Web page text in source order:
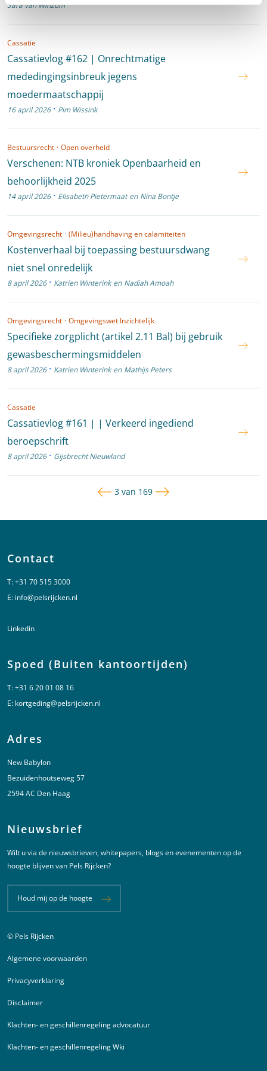
Sara van Winzum
Cassatie
Cassatievlog #162 | Onrechtmatige
mededingingsinbreuk jegens
moedermaatschappij
16 april 2026 · Pim Wissink
Bestuursrecht · Open overheid
Verschenen: NTB kroniek Openbaarheid en
behoorlijkheid 2025
14 april 2026 · Elisabeth Pietermaat en Nina Bontje
Omgevingsrecht · (Milieu)handhaving en calamiteiten
Kostenverhaal bij toepassing bestuursdwang
niet snel onredelijk
8 april 2026 · Katrien Winterink en Nadiah Amoah
Omgevingsrecht · Omgevingswet Inzichtelijk
Specifieke zorgplicht (artikel 2.11 Bal) bij gebruik
gewasbeschermingsmiddelen
8 april 2026 · Katrien Winterink en Mathijs Peters
Cassatie
Cassatievlog #161 | | Verkeerd ingediend
beroepschrift
8 april 2026 · Gijsbrecht Nieuwland
Vorige pagina Pagina
3 van 169 Volgende pagina
Contact
T:+31 70 515 3000
E: info@pelsrijcken.nl
Linkedin
Spoed (Buiten kantoortijden)
T:+31 6 20 01 08 16
E: kortgeding@pelsrijcken.nl
Adres
New Babylon
Bezuidenhoutseweg 57
2594 AC Den Haag
Nieuwsbrief
Wilt u via de nieuwsbrieven, whitepapers, blogs en evenementen op de
hoogte blijven van Pels Rijcken?
Houd mij op de hoogte
Juridische informatie
© Pels Rijcken
Algemene voorwaarden
Privacyverklaring
Disclaimer
Klachten- en geschillenregeling advocatuur
Klachten- en geschillenregeling Wki